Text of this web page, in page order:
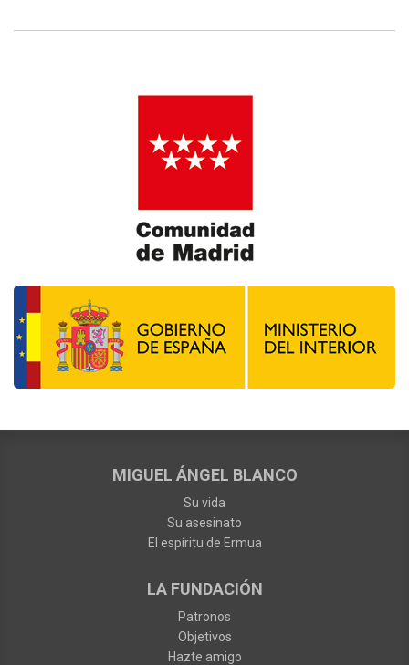
MIGUEL ÁNGEL BLANCO
Su vida
Su asesinato
El espíritu de Ermua
LA FUNDACIÓN
Patronos
Objetivos
Hazte amigo